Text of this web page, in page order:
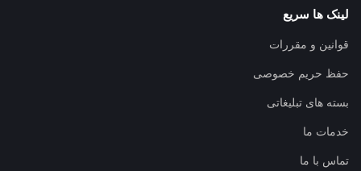
لینک ها سریع
قوانین و مقررات
حفظ حریم خصوصی
بسته های تبلیغاتی
خدمات ما
تماس با ما